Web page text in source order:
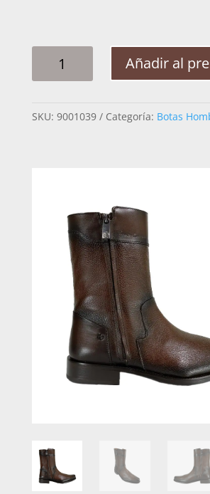
HOMBRE
VENADO
Añadir al
SKU: 9001039 Categoría: Botas